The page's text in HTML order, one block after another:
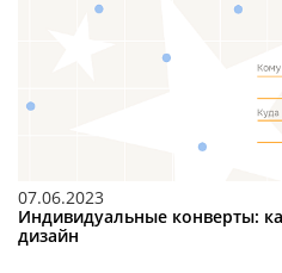
07.06.2023
Индивидуальные конверты:
дизайн